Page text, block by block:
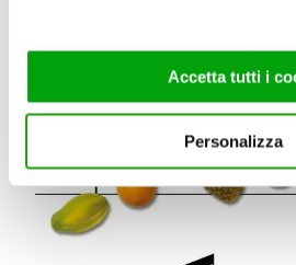
di analisi dei dati web, pubblicità e
potrebbero combinarle con altre
fornito loro o che hanno raccolto
servizi. Per maggiori informazioni
chiudere il banner, non verranno
corretto funzionamento del sito.
Accetta tutti i
Personalizza